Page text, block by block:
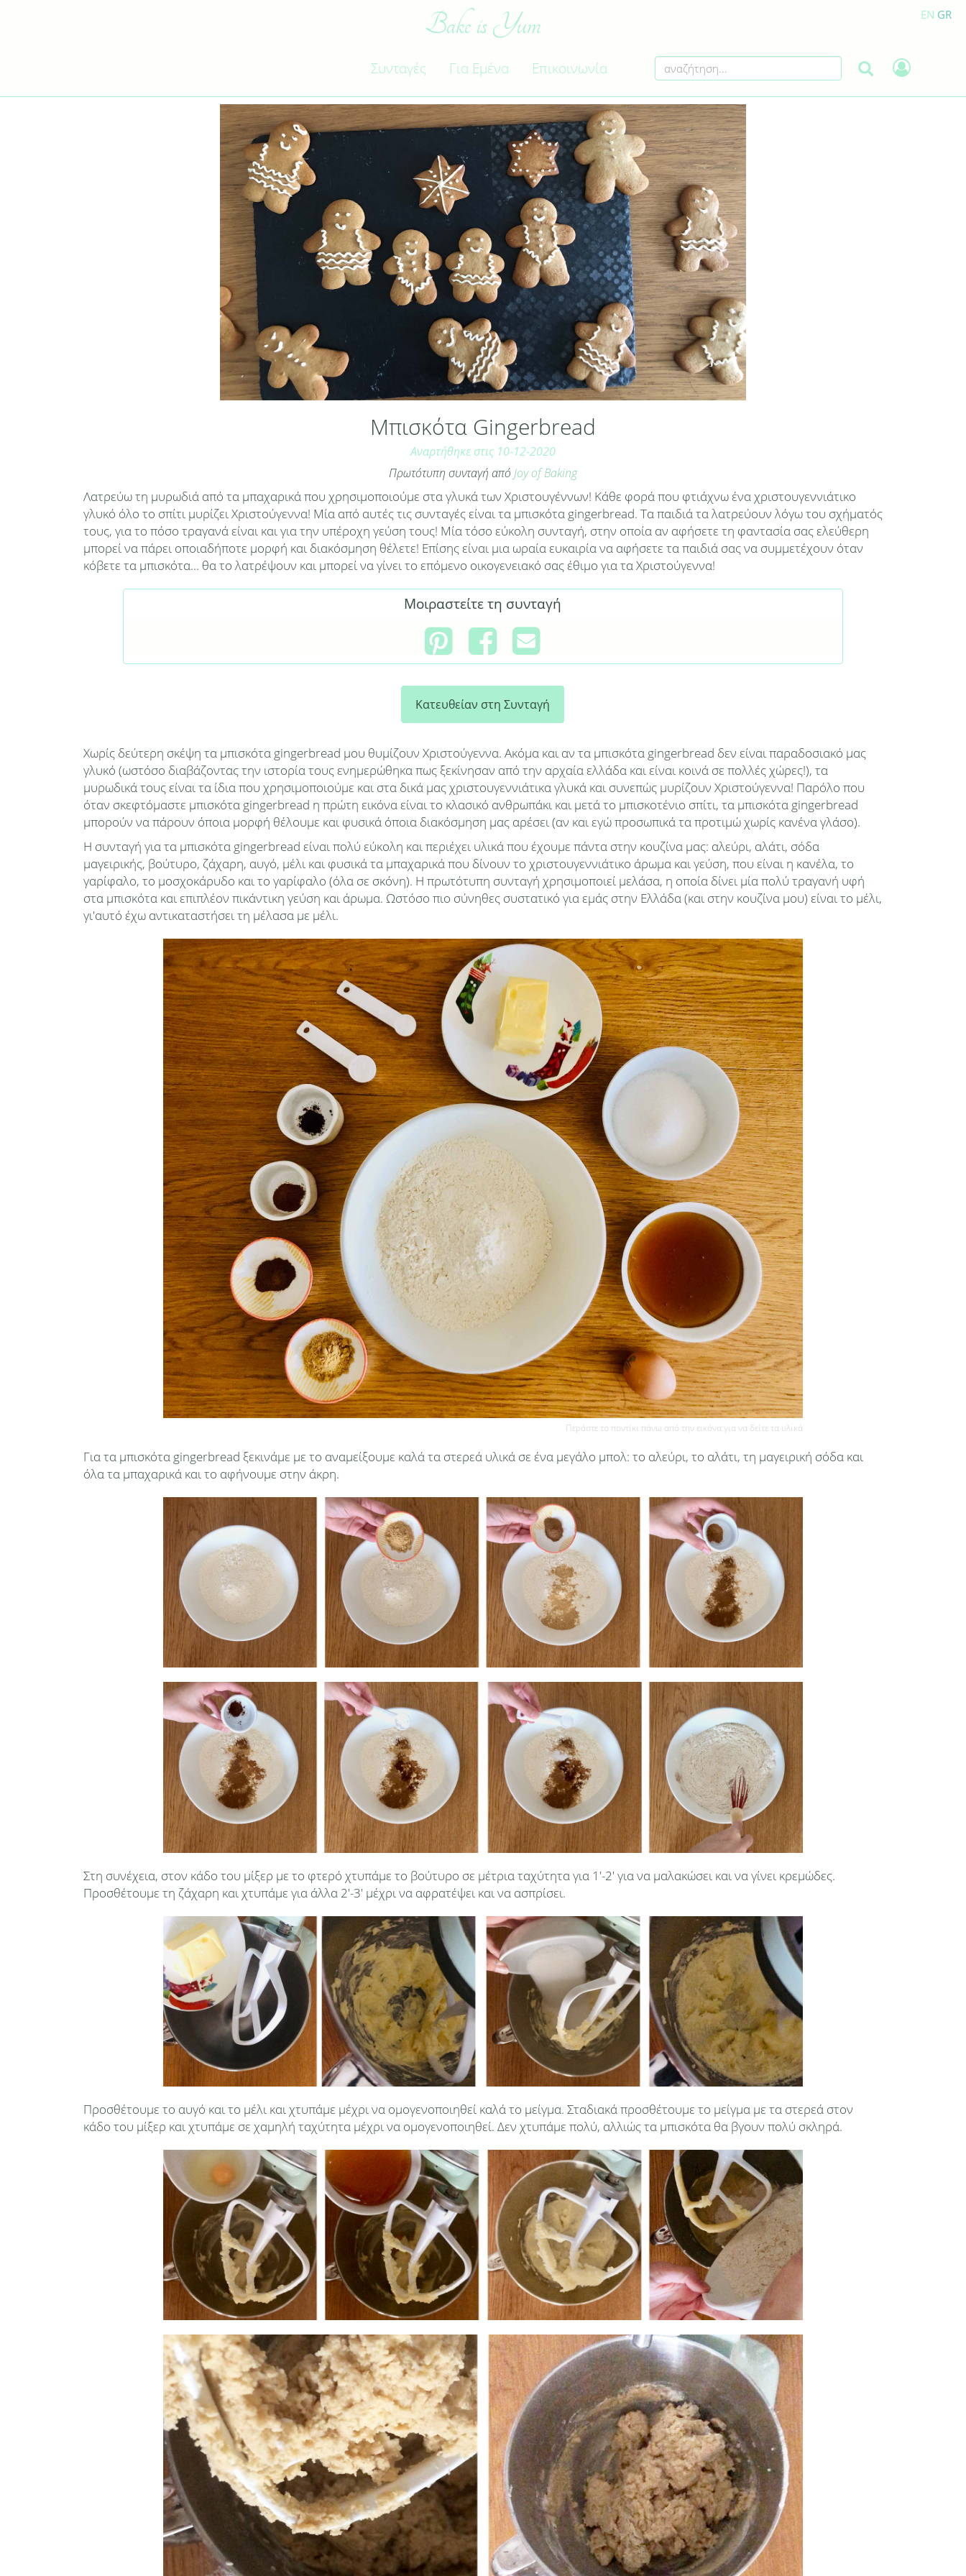
Bake is Yum EN GR
Συνταγές Για Εμένα Επικοινωνία
Μπισκότα Gingerbread
Αναρτήθηκε στις 10-12-2020
Πρωτότυπη συνταγή από Joy of Baking
Λατρεύω τη μυρωδιά από τα μπαχαρικά που χρησιμοποιούμε στα γλυκά των Χριστουγέννων! Κάθε φορά που φτιάχνω ένα χριστουγεννιάτικο
γλυκό όλο το σπίτι μυρίζει Χριστούγεννα! Μία από αυτές τις συνταγές είναι τα μπισκότα gingerbread. Τα παιδιά τα λατρεύουν λόγω του σχήματός
τους, για το πόσο τραγανά είναι και για την υπέροχη γεύση τους! Μία τόσο εύκολη συνταγή, στην οποία αν αφήσετε τη φαντασία σας ελεύθερη
μπορεί να πάρει οποιαδήποτε μορφή και διακόσμηση θέλετε! Επίσης είναι μια ωραία ευκαιρία να αφήσετε τα παιδιά σας να συμμετέχουν όταν
κόβετε τα μπισκότα... θα το λατρέψουν και μπορεί να γίνει το επόμενο οικογενειακό σας έθιμο για τα Χριστούγεννα!
Μοιραστείτε τη συνταγή
Κατευθείαν στη Συνταγή
Χωρίς δεύτερη σκέψη τα μπισκότα gingerbread μου θυμίζουν Χριστούγεννα. Ακόμα και αν τα μπισκότα gingerbread δεν είναι παραδοσιακό μας
γλυκό (ωστόσο διαβάζοντας την ιστορία τους ενημερώθηκα πως ξεκίνησαν από την αρχαία ελλάδα και είναι κοινά σε πολλές χώρες!), τα
μυρωδικά τους είναι τα ίδια που χρησιμοποιούμε και στα δικά μας χριστουγεννιάτικα γλυκά και συνεπώς μυρίζουν Χριστούγεννα! Παρόλο που
όταν σκεφτόμαστε μπισκότα gingerbread η πρώτη εικόνα είναι το κλασικό ανθρωπάκι και μετά το μπισκοτένιο σπίτι, τα μπισκότα gingerbread
μπορούν να πάρουν όποια μορφή θέλουμε και φυσικά όποια διακόσμηση μας αρέσει (αν και εγώ προσωπικά τα προτιμώ χωρίς κανένα γλάσο).
Η συνταγή για τα μπισκότα gingerbread είναι πολύ εύκολη και περιέχει υλικά που έχουμε πάντα στην κουζίνα μας: αλεύρι, αλάτι, σόδα
μαγειρικής, βούτυρο, ζάχαρη, αυγό, μέλι και φυσικά τα μπαχαρικά που δίνουν το χριστουγεννιάτικο άρωμα και γεύση, που είναι η κανέλα, το
γαρίφαλο, το μοσχοκάρυδο και το γαρίφαλο (όλα σε σκόνη). Η πρωτότυπη συνταγή χρησιμοποιεί μελάσα, η οποία δίνει μία πολύ τραγανή υφή
στα μπισκότα και επιπλέον πικάντικη γεύση και άρωμα. Ωστόσο πιο σύνηθες συστατικό για εμάς στην Ελλάδα (και στην κουζίνα μου) είναι το μέλι,
γι'αυτό έχω αντικαταστήσει τη μέλασα με μέλι.
Περάστε το ποντίκι πάνω από την εικόνα για να δείτε τα υλικά
Για τα μπισκότα gingerbread ξεκινάμε με το αναμείξουμε καλά τα στερεά υλικά σε ένα μεγάλο μπολ: το αλεύρι, το αλάτι, τη μαγειρική σόδα και
όλα τα μπαχαρικά και το αφήνουμε στην άκρη.
Στη συνέχεια, στον κάδο του μίξερ με το φτερό χτυπάμε το βούτυρο σε μέτρια ταχύτητα για 1'-2' για να μαλακώσει και να γίνει κρεμώδες.
Προσθέτουμε τη ζάχαρη και χτυπάμε για άλλα 2'-3' μέχρι να αφρατέψει και να ασπρίσει.
Προσθέτουμε το αυγό και το μέλι και χτυπάμε μέχρι να ομογενοποιηθεί καλά το μείγμα. Σταδιακά προσθέτουμε το μείγμα με τα στερεά στον
κάδο του μίξερ και χτυπάμε σε χαμηλή ταχύτητα μέχρι να ομογενοποιηθεί. Δεν χτυπάμε πολύ, αλλιώς τα μπισκότα θα βγουν πολύ σκληρά.